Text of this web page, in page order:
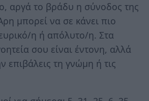
αργά το βράδυ η σύνοδος της
μπορεί να σε κάνει πιο
η ή απόλυτο/η. Στα
σου είναι έντονη, αλλά
επιβάλεις τη γνώμη ή τις